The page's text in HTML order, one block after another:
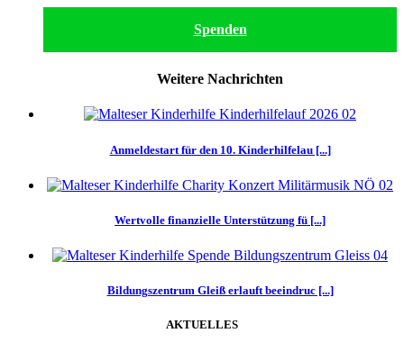
Spenden
Weitere Nachrichten
Anmeldestart für den 10. Kinderhilfelau [...]
Wertvolle finanzielle Unterstützung fü [...]
Bildungszentrum Gleiß erlauft beeindruc [...]
AKTUELLES